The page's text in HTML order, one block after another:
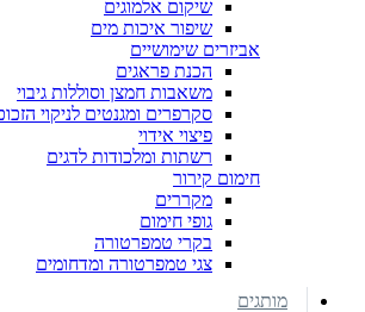
שיקום אלמוגים
שיפור איכות מים
אביזרים שימושיים
הכנת פראגים
משאבות חמצן וסוללות גיבוי
סקרפרים ומגנטים לניקוי
פיצוי אידוי
רשתות ומלכודות לדגים
חימום קירור
מקררים
גופי חימום
בקרי טמפרטורה
צגי טמפרטורה ומדחומים
מותגים